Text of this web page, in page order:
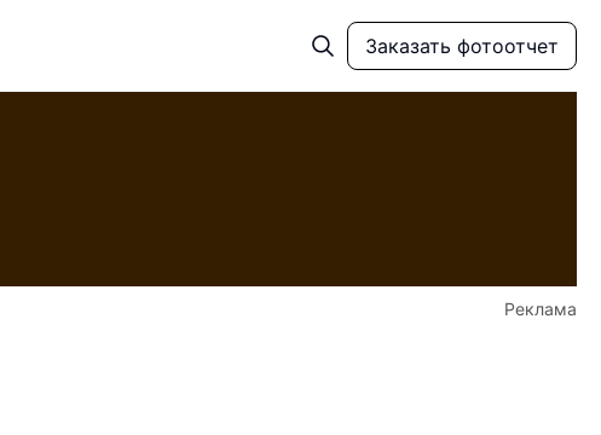
Заказать фотоотчет
Реклама